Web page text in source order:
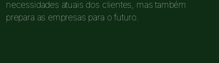
necessidades atuais dos clientes, mas também
prepara as empresas para o futuro.